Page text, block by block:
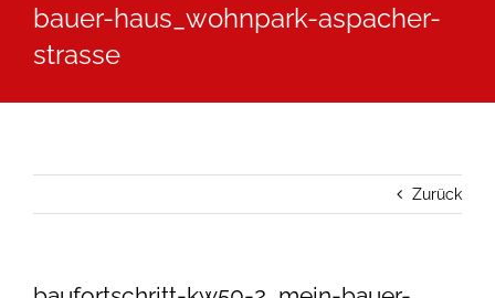
bauer-haus_wohnpark-aspacher-
strasse
Zurück